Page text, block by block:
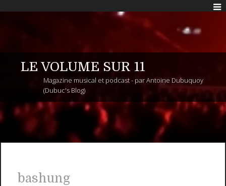
LE VOLUME SUR 11
Magazine musical et podcast - par Antoine Dubuquoy
(Dubuc's Blog)
bashung